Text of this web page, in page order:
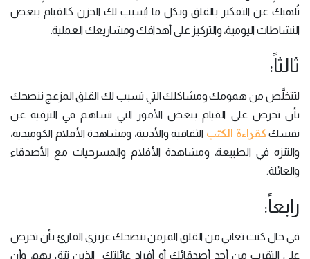
تُلهيك عن التفكير بالقلق وبكل ما يُسبب لك الحزن كالقيام ببعض
النشاطات اليومية، والتركيز على أهدافك ومشاريعك العملية.
ثالثاً:
لتتخلَّص من همومك ومشاكلك التي تسبب لك القلق المزعج ننصحك
بأن تحرص على القيام ببعض الأمور التي تساهم في الترفيه عن
نفسك كقراءة الكتب الثقافية والأدبية، ومشاهدة الأفلام الكوميدية،
والتنزه في الطبيعة، ومشاهدة الأفلام والمسرحيات مع الأصدقاء
والعائلة.
رابعاً:
في حال كنت تعاني من القلق المزمن ننصحك عزيزي القارئ بأن تحرص
على التقرب من أحد أصدقائك أو أفراد عائلتك الذين تثق بهم، وأن